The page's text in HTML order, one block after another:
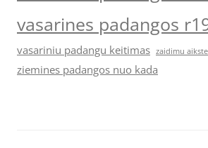
vasarines padangos
vasariniu padangu keitimas zaidimu
ziemines padangos nuo kada